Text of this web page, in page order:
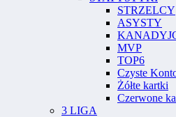
STRZELCY
ASYSTY
MVP
TOP6
Czyste
Żółte kartki
Czerwone
3 LIGA